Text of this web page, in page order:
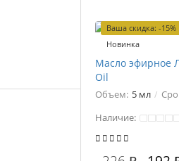
Ваша скидка: -15%
Новинка
Масло эфирное
Oil
Объем: 5 мл
Наличие: